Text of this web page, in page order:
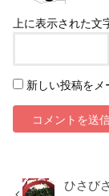
上に表示された文
新しい投稿をメ
ひさび